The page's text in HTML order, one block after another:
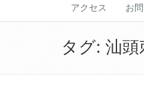
アクセス お
タグ: 汕頭